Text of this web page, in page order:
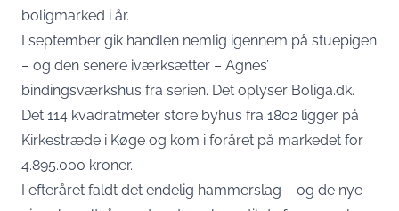
boligmarked i år.
I september gik handlen nemlig igennem på stuepigen
– og den senere iværksætter – Agnes’
bindingsværkshus fra serien. Det oplyser Boliga.dk.
Det 114 kvadratmeter store byhus fra 1802 ligger på
Kirkestræde i Køge og kom i foråret på markedet for
4.895.000 kroner.
I efteråret faldt det endelig hammerslag – og de nye